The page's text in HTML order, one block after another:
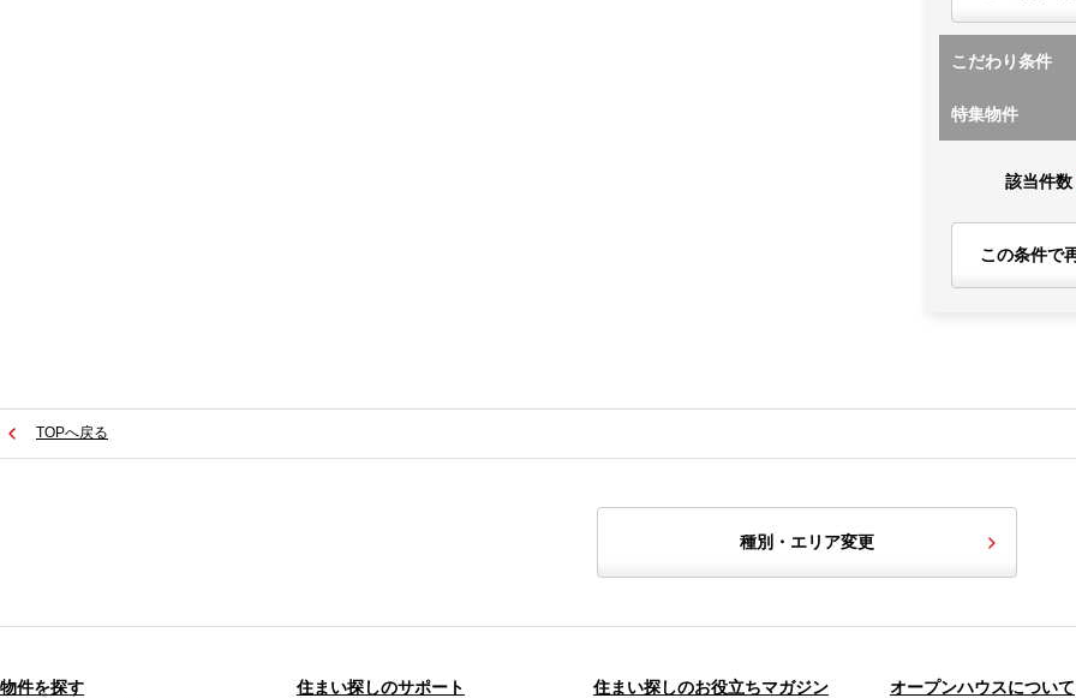
こだわり条件
特集物件
該当件数
この条件で
TOPへ戻る
種別・エリア変更
物件を探す 住まい探しのサポート 住まい探しのお役立ちマガジン オープンハウスについて